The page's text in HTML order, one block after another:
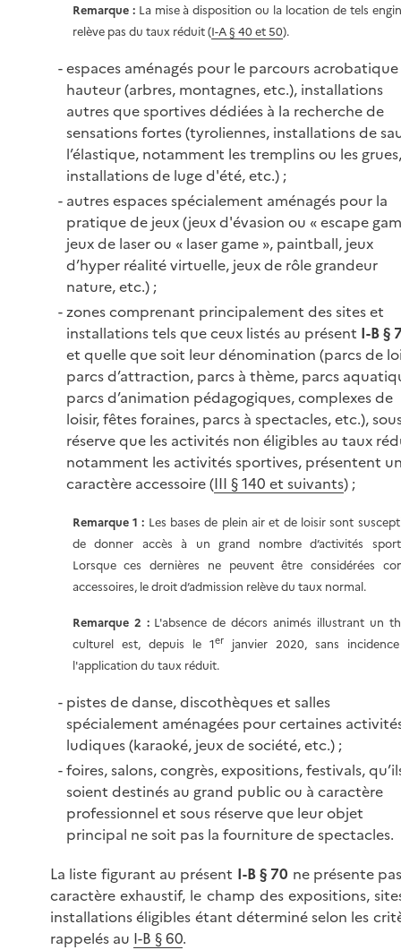
Remarque :La mise à disposition ou la location de tels
relève pas du taux réduit (I-A § 40 et 50).
espaces aménagés pour le parcours
hauteur (arbres, montagnes, etc.), installations
autres que sportives dédiées à la recherche de
sensations fortes (tyroliennes, installations de
l’élastique, notamment les tremplins ou les
installations de luge d'été, etc.) ;
autres espaces spécialement aménagés pour la
pratique de jeux (jeux d'évasion ou « escape
jeux de laser ou « laser game », paintball, jeux
d’hyper réalité virtuelle, jeux de rôle grandeur
nature, etc.) ;
zones comprenant principalement des sites et
installations tels que ceux listés au présent I-B §
et quelle que soit leur dénomination (parcs de
parcs d’attraction, parcs à thème, parcs
parcs d’animation pédagogiques, complexes de
loisir, fêtes foraines, parcs à spectacles, etc.),
réserve que les activités non éligibles au taux
notamment les activités sportives, présentent
caractère accessoire (III § 140 et suivants) ;
Remarque 1 : Les bases de plein air et de loisir sont
de donner accès à un grand nombre d’activités
Lorsque ces dernières ne peuvent être considérées
accessoires, le droit d’admission relève du taux normal.
Remarque 2 :L'absence de décors animés illustrant un
culturel est, depuis le 1erjanvier 2020, sans
l'application du taux réduit.
pistes de danse, discothèques et salles
spécialement aménagées pour certaines
ludiques (karaoké, jeux de société, etc.) ;
foires, salons, congrès, expositions, festivals,
soient destinés au grand public ou à caractère
professionnel et sous réserve que leur objet
principal ne soit pas la fourniture de spectacles.
La liste figurant au présent I-B § 70 ne présente
caractère exhaustif, le champ des expositions,
installations éligibles étant déterminé selon les
rappelés au I-B § 60.